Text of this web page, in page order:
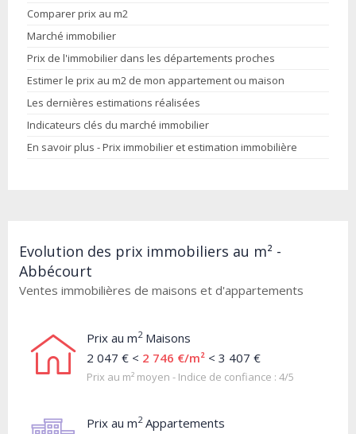
Comparer prix au m2
Marché immobilier
Prix de l'immobilier dans les départements proches
Estimer le prix au m2 de mon appartement ou maison
Les dernières estimations réalisées
Indicateurs clés du marché immobilier
En savoir plus - Prix immobilier et estimation immobilière
Evolution des prix immobiliers au m² -
Abbécourt
Ventes immobilières de maisons et d'appartements
Prix au m2Maisons
2 047 € < 2 746 €/m² < 3 407 €
Prix au m² moyen - Indice de confiance : 4/5
Prix au m2Appartements